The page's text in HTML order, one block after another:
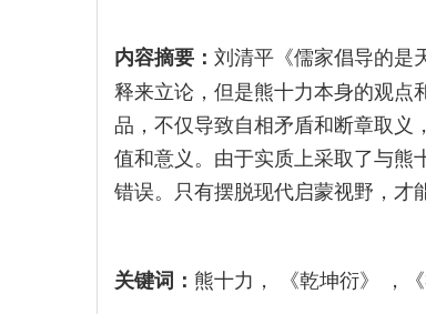
内容摘要： 刘清平《儒家倡导的是
释来立论，但是熊十力本身的观点
品，不仅导致自相矛盾和断章取
值和意义。由于实质上采取了与熊
错误。只有摆脱现代启蒙视野，才
关键词： 熊十力， 《乾坤衍》 ，